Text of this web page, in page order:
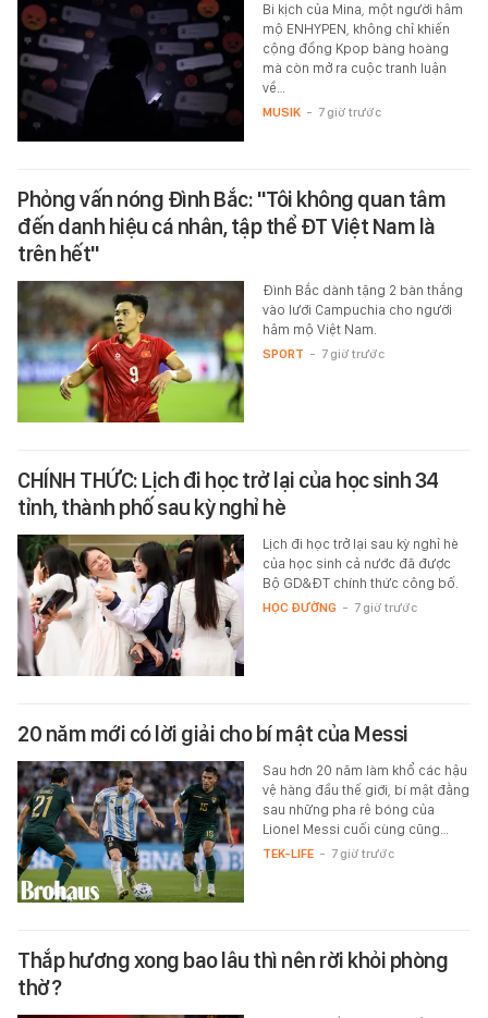
Bi kịch của Mina, một người hâm
mộ ENHYPEN, không chỉ khiến
cộng đồng Kpop bàng hoàng
mà còn mở ra cuộc tranh luận
về…
MUSIK - 7 giờ trước
Phỏng vấn nóng Đình Bắc: "Tôi không quan tâm
đến danh hiệu cá nhân, tập thể ĐT Việt Nam là
trên hết"
Đình Bắc dành tặng 2 bàn thắng
vào lưới Campuchia cho người
hâm mộ Việt Nam.
SPORT - 7 giờ trước
CHÍNH THỨC: Lịch đi học trở lại của học sinh 34
tỉnh, thành phố sau kỳ nghỉ hè
Lịch đi học trở lại sau kỳ nghỉ hè
của học sinh cả nước đã được
Bộ GD&ĐT chính thức công bố.
HỌC ĐƯỜNG - 7 giờ trước
20 năm mới có lời giải cho bí mật của Messi
Sau hơn 20 năm làm khổ các hậu
vệ hàng đầu thế giới, bí mật đằng
sau những pha rê bóng của
Lionel Messi cuối cùng cũng…
TEK-LIFE - 7 giờ trước
Thắp hương xong bao lâu thì nên rời khỏi phòng
thờ?